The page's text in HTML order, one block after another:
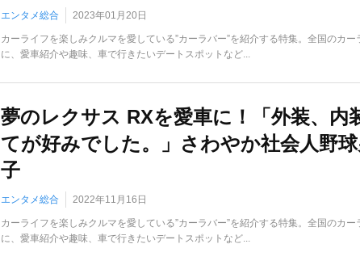
エンタメ総合 2023年01月20日
カーライフを楽しみクルマを愛している”カーラバー”を紹介する特集。全国のカー
に、愛車紹介や趣味、車で行きたいデートスポットなど...
夢のレクサス RXを愛車に！「外装、内
てが好みでした。」さわやか社会人野球
子
エンタメ総合 2022年11月16日
カーライフを楽しみクルマを愛している”カーラバー”を紹介する特集。全国のカー
に、愛車紹介や趣味、車で行きたいデートスポットなど...